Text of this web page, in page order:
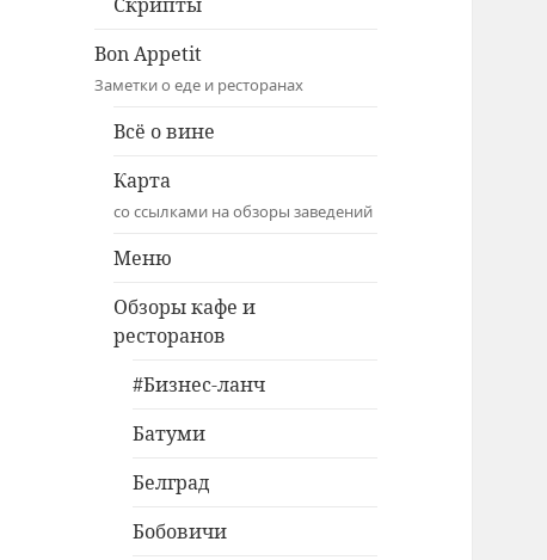
Bon Appetit
Заметки о еде и ресторанах
Всё о вине
Карта
со ссылками на обзоры заведений
Меню
Обзоры кафе и
ресторанов
#Бизнес-ланч
Батуми
Белград
Бобовичи